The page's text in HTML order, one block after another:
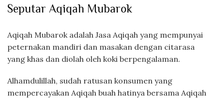
Seputar Aqiqah Mubarok
Aqiqah Mubarok adalah Jasa Aqiqah yang mempunyai
peternakan mandiri dan masakan dengan citarasa
yang khas dan diolah oleh koki berpengalaman.
Alhamdulillah, sudah ratusan konsumen yang
mempercayakan Aqiqah buah hatinya bersama Aqiqah